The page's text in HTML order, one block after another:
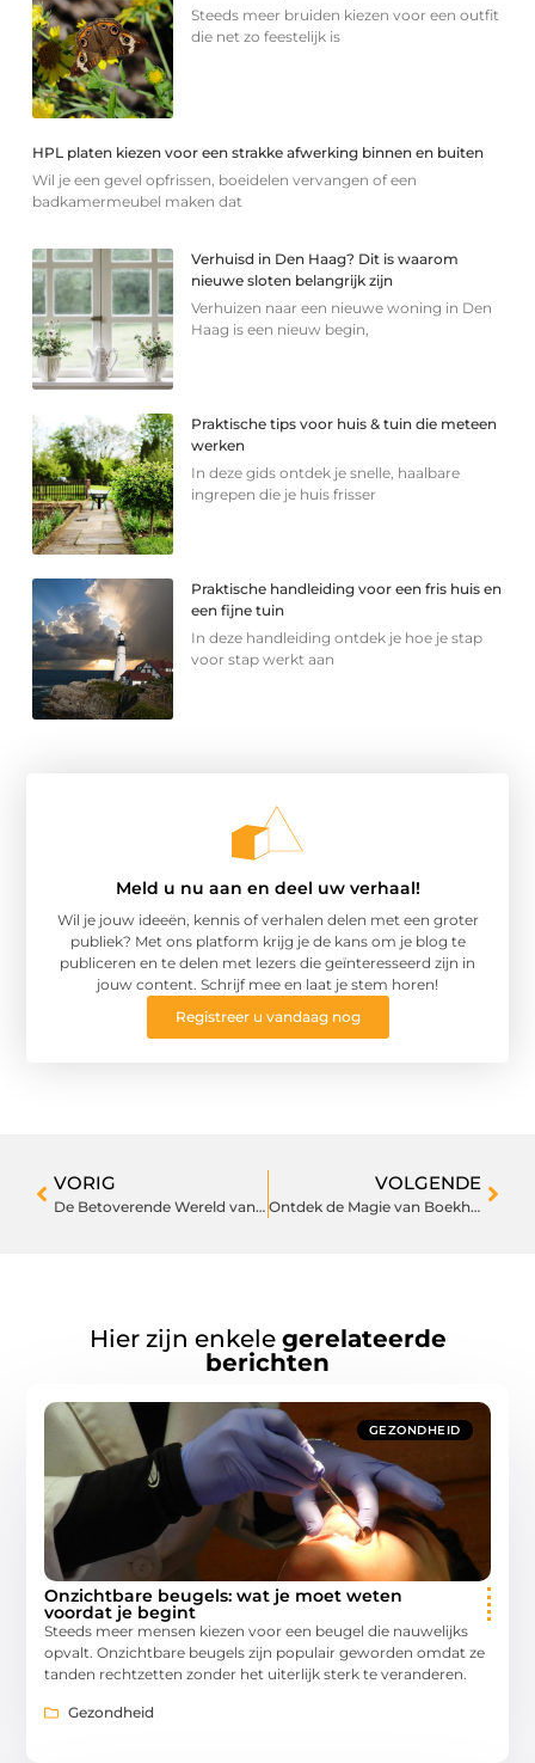
Steeds meer bruiden kiezen voor een outfit
die net zo feestelijk is
HPL platen kiezen voor een strakke afwerking binnen en buiten
Wil je een gevel opfrissen, boeidelen vervangen of een
badkamermeubel maken dat
Verhuisd in Den Haag? Dit is waarom
nieuwe sloten belangrijk zijn
Verhuizen naar een nieuwe woning in Den
Haag is een nieuw begin,
Praktische tips voor huis & tuin die meteen
werken
In deze gids ontdek je snelle, haalbare
ingrepen die je huis frisser
Praktische handleiding voor een fris huis en
een fijne tuin
In deze handleiding ontdek je hoe je stap
voor stap werkt aan
Meld u nu aan en deel uw verhaal!
Wil je jouw ideeën, kennis of verhalen delen met een groter
publiek? Met ons platform krijg je de kans om je blog te
publiceren en te delen met lezers die geïnteresseerd zijn in
jouw content. Schrijf mee en laat je stem horen!
Registreer u vandaag nog
VORIG
De Betoverende Wereld van Bloemisten in Den Helder
VOLGENDE
Ontdek de Magie van Boekhandel in Doetinchem
Hier zijn enkele gerelateerde
berichten
GEZONDHEID
Onzichtbare beugels: wat je moet weten
voordat je begint
Steeds meer mensen kiezen voor een beugel die nauwelijks
opvalt. Onzichtbare beugels zijn populair geworden omdat ze
tanden rechtzetten zonder het uiterlijk sterk te veranderen.
Gezondheid